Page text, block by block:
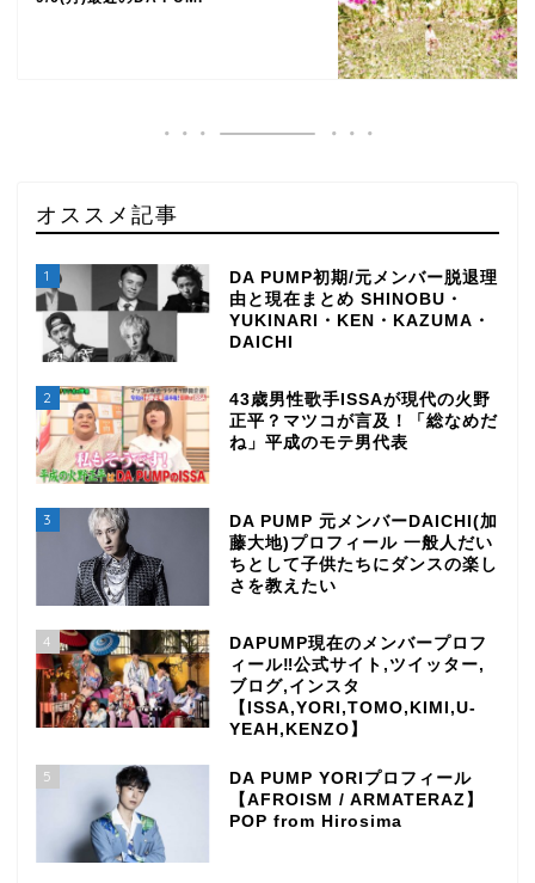
オススメ記事
1
DA PUMP初期/元メンバー脱退理
由と現在まとめ SHINOBU・
YUKINARI・KEN・KAZUMA・
DAICHI
2
43歳男性歌手ISSAが現代の火野
正平？マツコが言及！「総なめだ
ね」平成のモテ男代表
3
DA PUMP 元メンバーDAICHI(加
藤大地)プロフィール 一般人だい
ちとして子供たちにダンスの楽し
さを教えたい
4
DAPUMP現在のメンバープロフ
ィール‼公式サイト,ツイッター,
ブログ,インスタ
【ISSA,YORI,TOMO,KIMI,U-
YEAH,KENZO】
5
DA PUMP YORIプロフィール
【AFROISM / ARMATERAZ】
POP from Hirosima